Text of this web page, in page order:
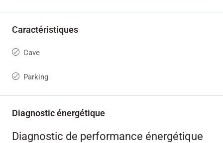
Caractéristiques
Cave
Parking
Diagnostic énergétique
Diagnostic de performance énergétique